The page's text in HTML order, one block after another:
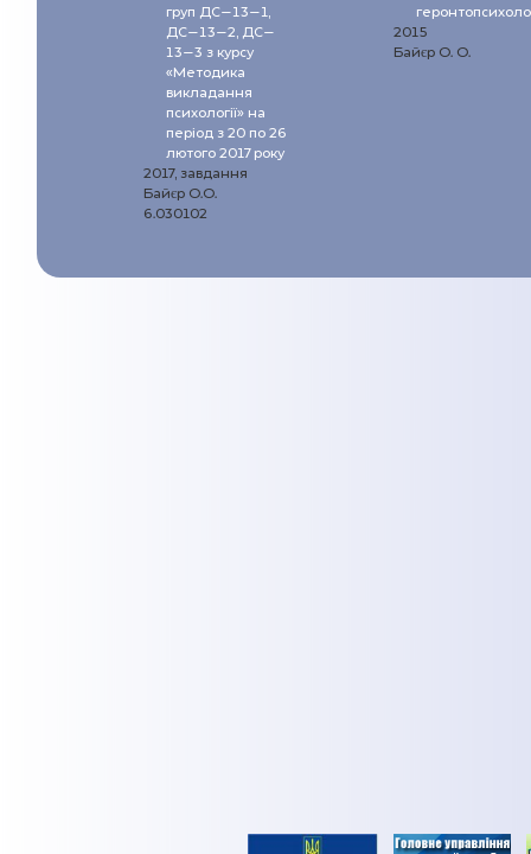
груп ДС–13–1,
ДС–13–2, ДС–
13–3 з курсу
«Методика
викладання
психології» на
період з 20 по 26
лютого 2017 року
2017, завдання
Байєр О.О.
6.030102
2015
Байєр О. О.